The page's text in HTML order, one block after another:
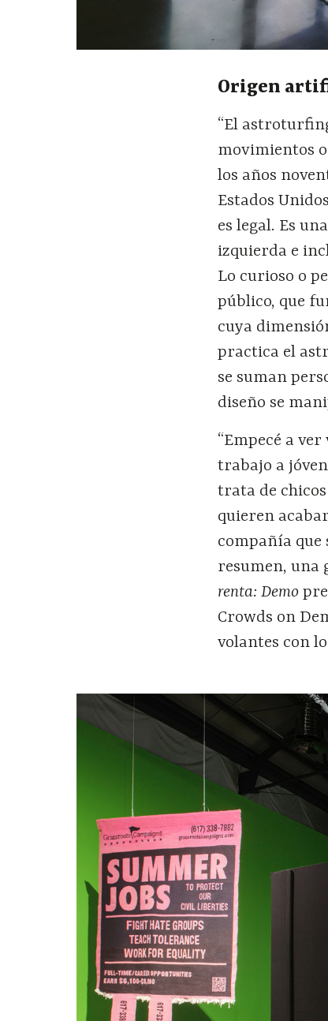
Origen
“El
movimientos
los años
Estados
es legal. Es
izquierda e
Lo curioso o
público, que
cuya
practica el
se suman
diseño se
“Empecé a
trabajo a
trata de
quieren
compañía que
resumen, una
renta: Demo
Crowds on
volantes con